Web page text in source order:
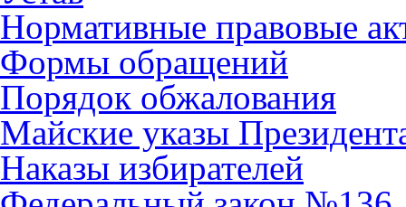
Нормативные правовые
Формы обращений
Порядок обжалования
Майские указы
Наказы избирателей